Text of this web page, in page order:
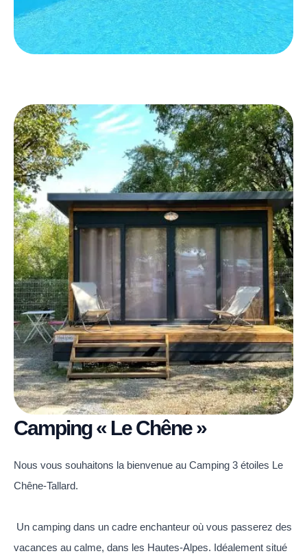
Camping « Le Chêne »
Nous vous souhaitons la bienvenue au Camping 3 étoiles Le
Chêne-Tallard.
Un camping dans un cadre enchanteur où vous passerez des
vacances au calme, dans les Hautes-Alpes. Idéalement situé